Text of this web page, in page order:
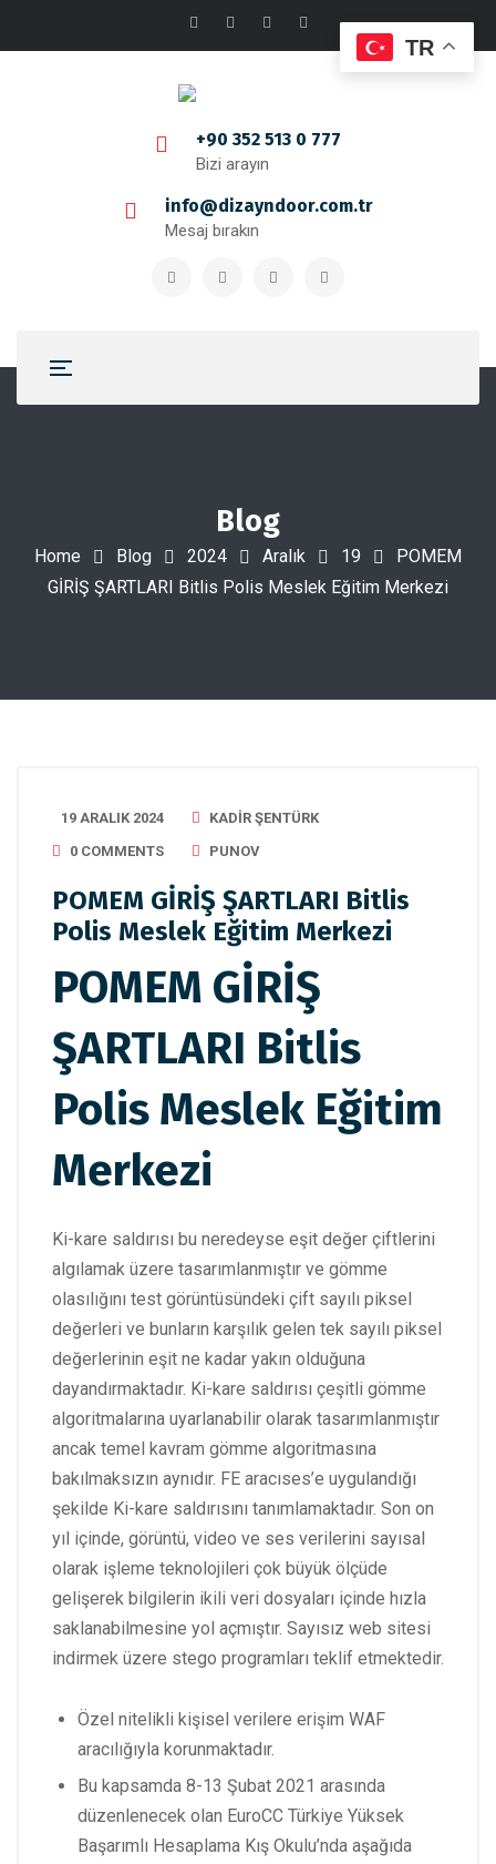
+90 352 513 0 777
Bizi arayın
info@dizayndoor.com.tr
Mesaj bırakın
Blog
Home Blog 2024 Aralık 19
POMEM
GİRİŞ ŞARTLARI Bitlis Polis Meslek Eğitim Merkezi
19 ARALIK 2024
KADIR ŞENTÜRK
0 COMMENTS
PUNOV
POMEM GİRİŞ ŞARTLARI Bitlis
Polis Meslek Eğitim Merkezi
POMEM GİRİŞ
ŞARTLARI Bitlis
Polis Meslek Eğitim
Merkezi
Ki-kare saldırısı bu neredeyse eşit değer çiftlerini
algılamak üzere tasarımlanmıştır ve gömme
olasılığını test görüntüsündeki çift sayılı piksel
değerleri ve bunların karşılık gelen tek sayılı piksel
değerlerinin eşit ne kadar yakın olduğuna
dayandırmaktadır. Ki-kare saldırısı çeşitli gömme
algoritmalarına uyarlanabilir olarak tasarımlanmıştır
ancak temel kavram gömme algoritmasına
bakılmaksızın aynıdır. FE aracıses’e uygulandığı
şekilde Ki-kare saldırısını tanımlamaktadır. Son on
yıl içinde, görüntü, video ve ses verilerini sayısal
olarak işleme teknolojileri çok büyük ölçüde
gelişerek bilgilerin ikili veri dosyaları içinde hızla
saklanabilmesine yol açmıştır. Sayısız web sitesi
indirmek üzere stego programları teklif etmektedir.
Özel nitelikli kişisel verilere erişim WAF
aracılığıyla korunmaktadır.
Bu kapsamda 8-13 Şubat 2021 arasında
düzenlenecek olan EuroCC Türkiye Yüksek
Başarımlı Hesaplama Kış Okulu’nda aşağıda
TR